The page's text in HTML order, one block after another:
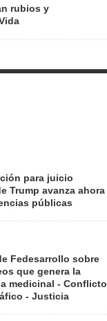
rubios y
para juicio
Trump avanza ahora
públicas
Fedesarrollo sobre
que genera la
medicinal - Conflicto
- Justicia